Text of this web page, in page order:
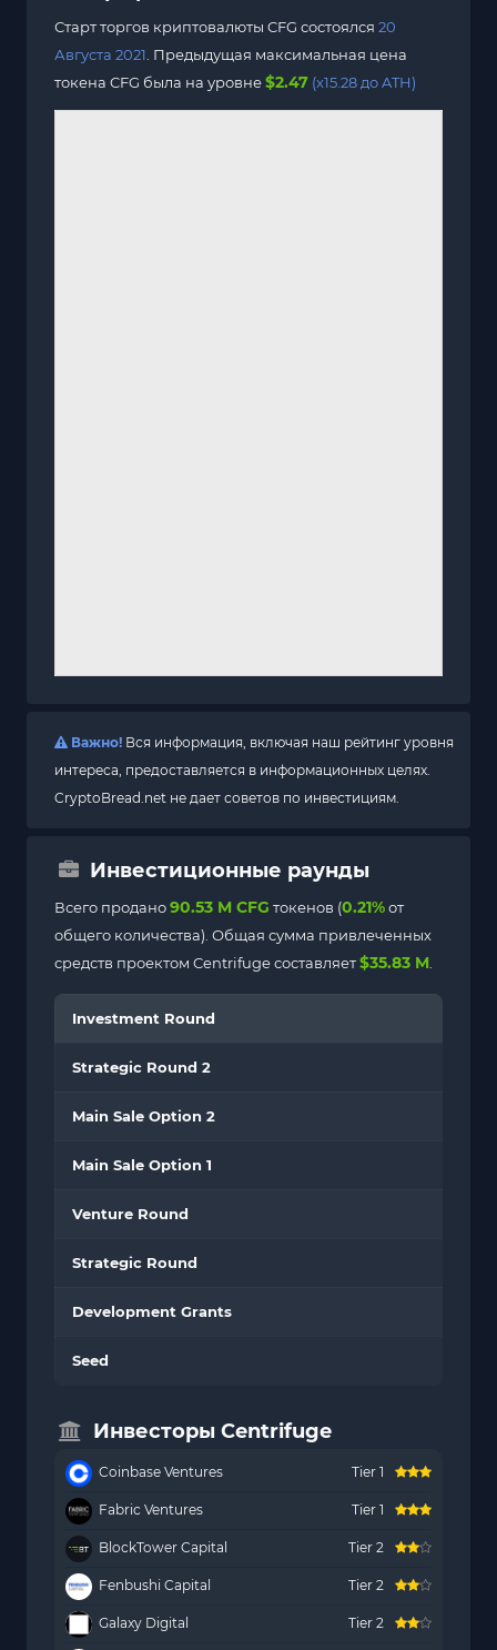
Старт торгов криптовалюты CFG состоялся 20
Августа 2021 . Предыдущая максимальная цена
токена CFG была на уровне$2.47 (x15.28 до ATH)
Важно! Вся информация, включая наш рейтинг уровня
интереса, предоставляется в информационных целях.
CryptoBread.net не дает советов по инвестициям.
Инвестиционные раунды
Всего продано90.53 M CFG токенов (0.21%от
общего количества). Общая сумма привлеченных
средств проектом Centrifuge составляет$35.83 M
Investment Round
Strategic Round 2
Main Sale Option 2
Main Sale Option 1
Venture Round
Strategic Round
Development Grants
Seed
Инвесторы Centrifuge
Coinbase Ventures Tier 1
Fabric Ventures Tier 1
BlockTower Capital Tier 2
Fenbushi Capital Tier 2
Galaxy Digital Tier 2